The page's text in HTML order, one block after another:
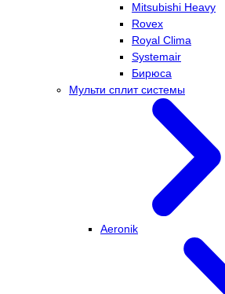
Mitsubishi Heavy
Rovex
Royal Clima
Systemair
Бирюса
Мульти сплит системы
Aeronik